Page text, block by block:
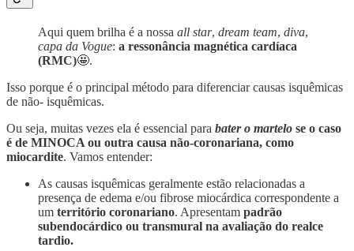
Aqui quem brilha é a nossa all star, dream team, diva,
capa da Vogue: a ressonância magnética cardíaca
(RMC)🤩.
Isso porque é o principal método para diferenciar causas isquêmicas
de não- isquêmicas.
Ou seja, muitas vezes ela é essencial para bater o martelo se o caso
é de MINOCA ou outra causa não-coronariana, como
miocardite. Vamos entender:
As causas isquêmicas geralmente estão relacionadas a
presença de edema e/ou fibrose miocárdica correspondente a
um território coronariano. Apresentam padrão
subendocárdico ou transmural na avaliação do realce
tardio.